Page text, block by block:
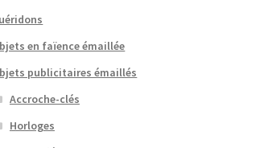
en faïence émaillée
publicitaires émaillés
Accroche-clés
Horloges